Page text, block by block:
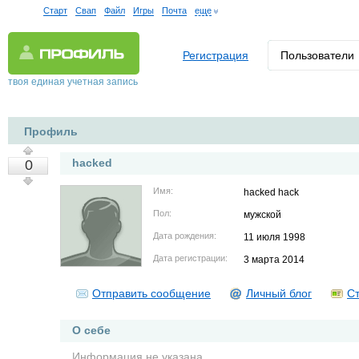
Старт Свап Файл Игры Почта еще
твоя единая учетная запись
Регистрация Пользователи
Профиль
0 hacked
Имя: hacked hack
Пол: мужской
Дата рождения: 11 июля 1998
Дата регистрации: 3 марта 2014
Отправить сообщение Личный блог
О себе